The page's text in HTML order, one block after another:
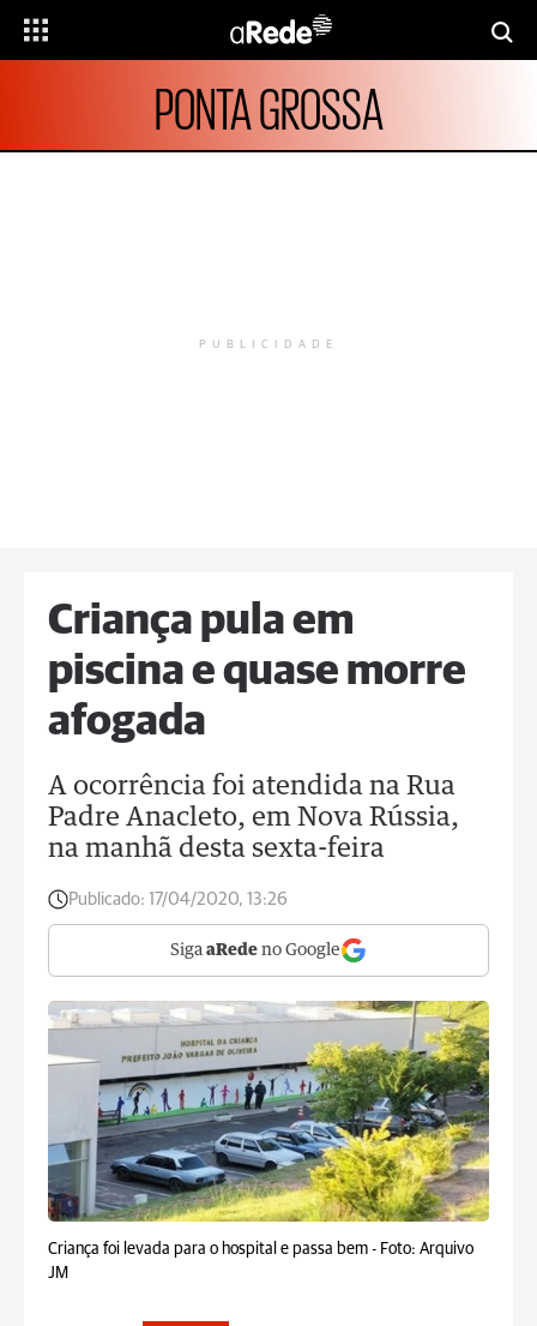
PONTA GROSSA
PUBLICIDADE
Criança pula em
piscina e quase morre
afogada
A ocorrência foi atendida na Rua
Padre Anacleto, em Nova Rússia,
na manhã desta sexta-feira
Publicado: 17/04/2020, 13:26
Siga aRede no Google
Criança foi levada para o hospital e passa bem - Foto: Arquivo
JM